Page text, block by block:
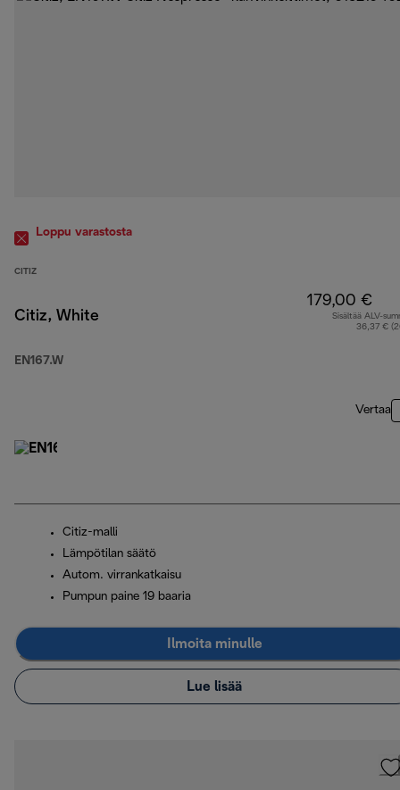
Loppu varastosta
CITIZ
Citiz, White
EN167.W
179,00 €
Sisältää ALV-
36,37 €
Vertaa
Citiz-malli
Lämpötilan säätö
Autom. virrankatkaisu
Pumpun paine 19 baaria
Ilmoita minulle
Lue lisää